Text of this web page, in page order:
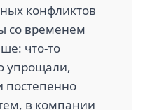
конфликтов
со временем
что-то
упрощали,
постепенно
в компании